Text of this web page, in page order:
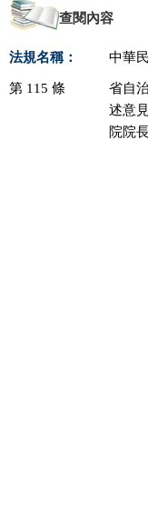
查閱內容
法規名稱： 中華
第 115 條
省自
述意
院院